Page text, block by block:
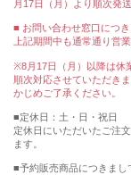
月17日（月）より順次発送
■ お問い合わせ窓口につ
上記期間中も通常通り営
※8月17日（月）以降は休
順次対応させていただき
かじめご了承ください。
■定休日：土・日・祝日
定休日にいただいたご注
ます。
■予約販売商品につきまし